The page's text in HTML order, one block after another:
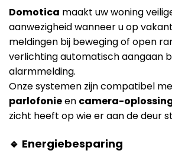
Domotica maakt uw woning
aanwezigheid wanneer u op
meldingen bij beweging of open
verlichting automatisch aangaan
alarmmelding.
Onze systemen zijn compatibel
parlofonieen camera-
zicht heeft op wie er aan de deur
🔹 Energiebesparing